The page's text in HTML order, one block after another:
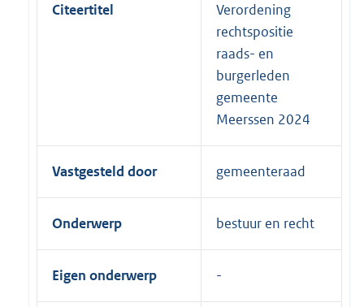
Citeertitel
Verordening
rechtspositie
raads- en
burgerleden
gemeente
Meerssen 2024
Vastgesteld door gemeenteraad
Onderwerp bestuur en recht
Eigen onderwerp